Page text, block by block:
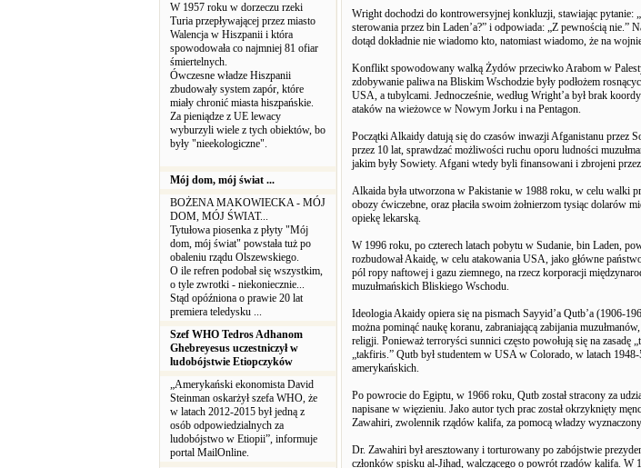
W 1957 roku w dorzeczu rzeki
Turia przepływającej przez miasto
Walencja w Hiszpanii i która
spowodowała co najmniej 81 ofiar
śmiertelnych.
Ówczesne władze Hiszpanii
zbudowały system zapór, które
miały chronić miasta hiszpańskie.
Za pieniądze z UE lewacy
wyburzyli wiele z tych obiektów, bo
były "nieekologiczne".
Mój dom, mój świat ...
BOŻENA MAKOWIECKA - MÓJ
DOM, MÓJ ŚWIAT...
Tytułowa piosenka z płyty "Mój
dom, mój świat" powstała tuż po
obaleniu rządu Olszewskiego.
O ile refren podobał się wszystkim,
o tyle zwrotki - niekoniecznie...
Stąd opóźniona o prawie 20 lat
premiera teledysku ...
Szef WHO Tedros Adhanom
Ghebreyesus uczestniczył w
ludobójstwie Etiopczyków
„Amerykański ekonomista David
Steinman oskarżył szefa WHO, że
w latach 2012-2015 był jedną z
osób odpowiedzialnych za
ludobójstwo w Etiopii”, informuje
portal MailOnline.
Wright dochodzi do kontrowersyjnej konkluzji, stawiając pytanie:
sterowania przez bin Laden’a?” i odpowiada: „Z pewnością nie.”
dotąd dokładnie nie wiadomo kto, natomiast wiadomo, że na
Konflikt spowodowany walką Żydów przeciwko Arabom w
zdobywanie paliwa na Bliskim Wschodzie były podłożem
USA, a tubylcami. Jednocześnie, według Wright’a był brak
ataków na wieżowce w Nowym Jorku i na Pentagon.
Początki Alkaidy datują się do czasów inwazji Afganistanu przez
przez 10 lat, sprawdzać możliwości ruchu oporu ludności
jakim były Sowiety. Afgani wtedy byli finansowani i zbrojeni
Alkaida była utworzona w Pakistanie w 1988 roku, w celu walki
obozy ćwiczebne, oraz płaciła swoim żołnierzom tysiąc dolarów
opiekę lekarską.
W 1996 roku, po czterech latach pobytu w Sudanie, bin Laden,
rozbudował Akaidę, w celu atakowania USA, jako główne
pól ropy naftowej i gazu ziemnego, na rzecz korporacji
muzułmańskich Bliskiego Wschodu.
Ideologia Akaidy opiera się na pismach Sayyid’a Qutb’a (1906-
można pominąć naukę koranu, zabraniającą zabijania
religji. Ponieważ terroryści sunnici często powołują się na
„takfiris.” Qutb był studentem w USA w Colorado, w latach
amerykańskich.
Po powrocie do Egiptu, w 1966 roku, Qutb został stracony za
napisane w więzieniu. Jako autor tych prac został okrzyknięty
Zawahiri, zwolennik rządów kalifa, za pomocą władzy
Dr. Zawahiri był aresztowany i torturowany po zabójstwie
członków spisku al-Jihad, walczącego o powrót rzadów kalifa. W